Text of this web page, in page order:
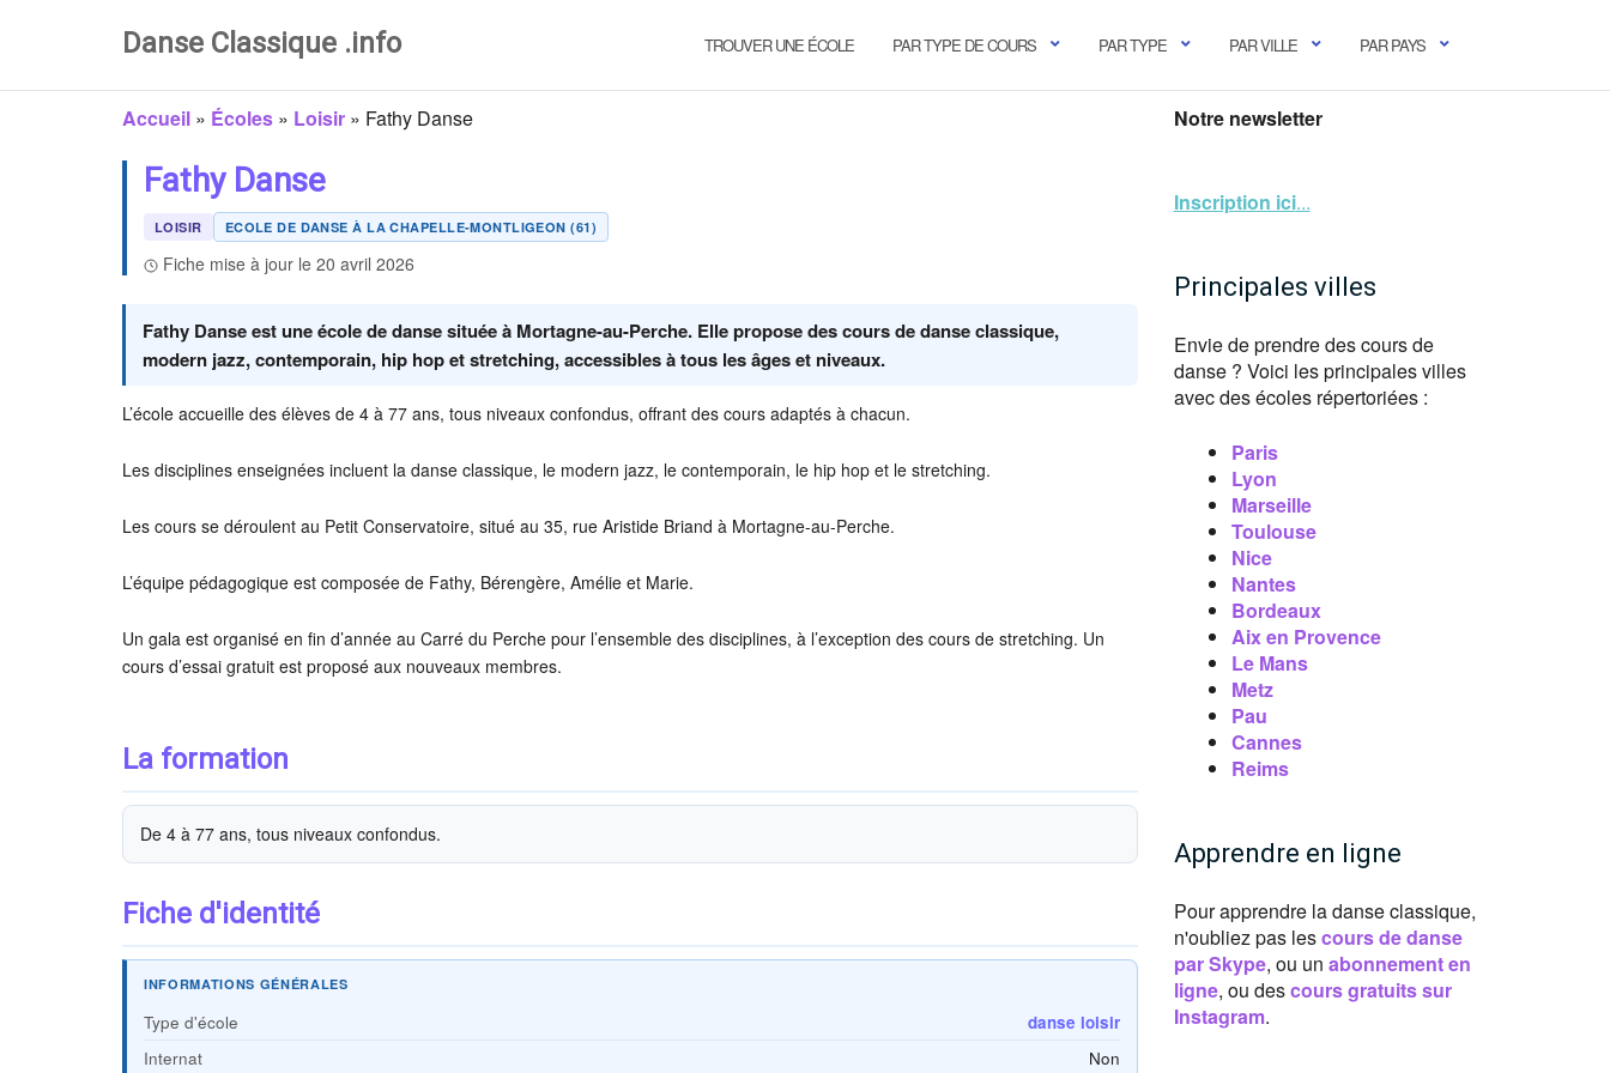
Danse Classique .info TROUVER UNE ÉCOLE PAR TYPE DE COURS PAR TYPE PAR VILLE PAR PAYS
Accueil » Écoles » Loisir » Fathy Danse
Fathy Danse
LOISIR ECOLE DE DANSE À LA CHAPELLE-MONTLIGEON (61)
Fiche mise à jour le 20 avril 2026
Fathy Danse est une école de danse située à Mortagne-au-Perche. Elle propose des cours de danse classique,
modern jazz, contemporain, hip hop et stretching, accessibles à tous les âges et niveaux.
L’école accueille des élèves de 4 à 77 ans, tous niveaux confondus, offrant des cours adaptés à chacun.
Les disciplines enseignées incluent la danse classique, le modern jazz, le contemporain, le hip hop et le stretching.
Les cours se déroulent au Petit Conservatoire, situé au 35, rue Aristide Briand à Mortagne-au-Perche.
L’équipe pédagogique est composée de Fathy, Bérengère, Amélie et Marie.
Un gala est organisé en fin d’année au Carré du Perche pour l’ensemble des disciplines, à l’exception des cours de stretching. Un
cours d’essai gratuit est proposé aux nouveaux membres.
La formation
De 4 à 77 ans, tous niveaux confondus.
Fiche d'identité
INFORMATIONS GÉNÉRALES
Type d'école
danse loisir
Internat
Non
Notre newsletter
Inscription ici...
Principales villes
Envie de prendre des cours de
danse ? Voici les principales villes
avec des écoles répertoriées :
Paris
Lyon
Marseille
Toulouse
Nice
Nantes
Bordeaux
Aix en Provence
Le Mans
Metz
Pau
Cannes
Reims
Apprendre en ligne
Pour apprendre la danse classique,
n'oubliez pas lescours de danse
par Skype, ou un abonnement en
ligne, ou descours gratuits sur
Instagram.